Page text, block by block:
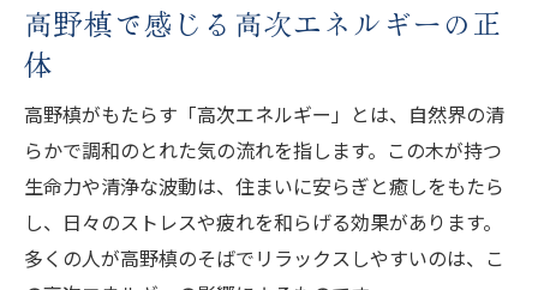
高野槙で感じる高次エネルギーの正
体
高野槙がもたらす「高次エネルギー」とは、自然界の清
らかで調和のとれた気の流れを指します。この木が持つ
生命力や清浄な波動は、住まいに安らぎと癒しをもたら
し、日々のストレスや疲れを和らげる効果があります。
多くの人が高野槙のそばでリラックスしやすいのは、こ